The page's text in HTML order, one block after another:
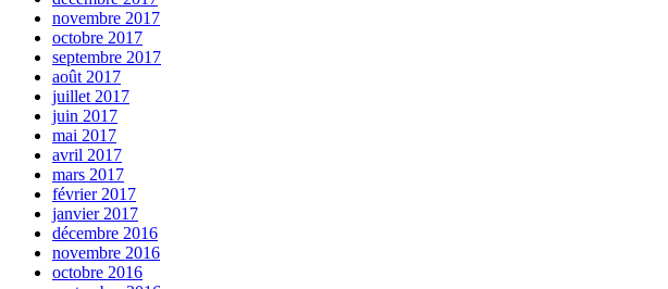
novembre 2017
octobre 2017
septembre 2017
août 2017
juillet 2017
juin 2017
mai 2017
avril 2017
mars 2017
février 2017
janvier 2017
décembre 2016
novembre 2016
octobre 2016